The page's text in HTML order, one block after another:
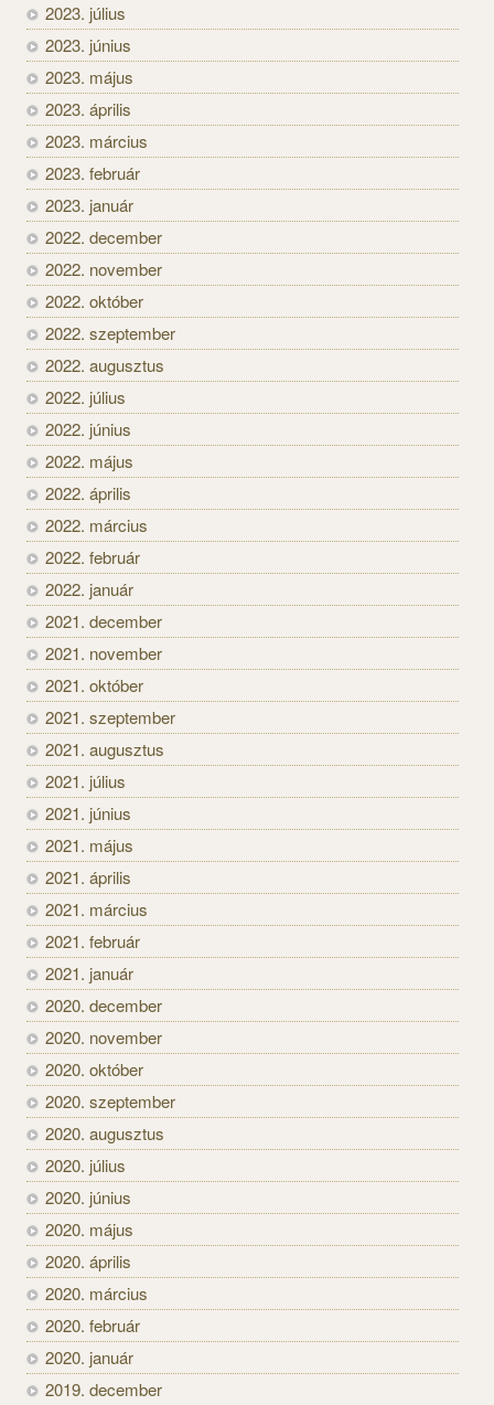
2023. július
2023. június
2023. május
2023. április
2023. március
2023. február
2023. január
2022. december
2022. november
2022. október
2022. szeptember
2022. augusztus
2022. július
2022. június
2022. május
2022. április
2022. március
2022. február
2022. január
2021. december
2021. november
2021. október
2021. szeptember
2021. augusztus
2021. július
2021. június
2021. május
2021. április
2021. március
2021. február
2021. január
2020. december
2020. november
2020. október
2020. szeptember
2020. augusztus
2020. július
2020. június
2020. május
2020. április
2020. március
2020. február
2020. január
2019. december